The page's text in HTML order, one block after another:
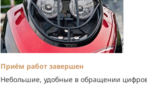
Приём работ завершен
Небольшие, удобные в обращении